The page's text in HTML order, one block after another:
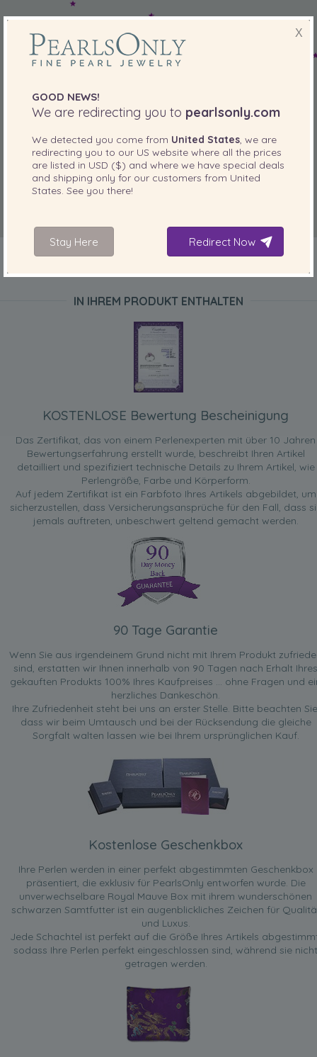
IN IHREM PRODUKT ENTHALTEN
KOSTENLOSE Bewertung Bescheinigung
Das Zertifikat, das von einem Perlenexperten mit über 10 Jahren
Bewertungserfahrung erstellt wurde, beschreibt Ihren Artikel
detailliert und spezifiziert technische Details zu Ihrem Artikel, wie
Perlengröße, Farbe und Körperform.
Auf jedem Zertifikat ist ein Farbfoto Ihres Artikels abgebildet, um
sicherzustellen, dass Versicherungsansprüche für den Fall, dass
jemals auftreten, unbeschwert geltend gemacht werden.
90 Tage Garantie
Wenn Sie aus irgendeinem Grund nicht mit Ihrem Produkt
sind, erstatten wir Ihnen innerhalb von 90 Tagen nach Erhalt Ihres
gekauften Produkts 100% Ihres Kaufpreises ... ohne Fragen und
herzliches Dankeschön.
Ihre Zufriedenheit steht bei uns an erster Stelle. Bitte beachten
dass wir beim Umtausch und bei der Rücksendung die gleiche
Sorgfalt walten lassen wie bei Ihrem ursprünglichen Kauf.
Kostenlose Geschenkbox
Ihre Perlen werden in einer perfekt abgestimmten Geschenkbox
präsentiert, die exklusiv für PearlsOnly entworfen wurde. Die
unverwechselbare Royal Mauve Box mit ihrem wunderschönen
schwarzen Samtfutter ist ein augenblickliches Zeichen für
und Luxus.
Jede Schachtel ist perfekt auf die Größe Ihres Artikels
sodass Ihre Perlen perfekt eingeschlossen sind, während sie nicht
getragen werden.
X
GOOD NEWS!
We are redirecting you to pearlsonly.com
We detected you come from United States, we are
redirecting you to our US website where all the prices
are listed in USD ($) and where we have special deals
and shipping only for our customers from United
States. See you there!
Stay Here Redirect Now